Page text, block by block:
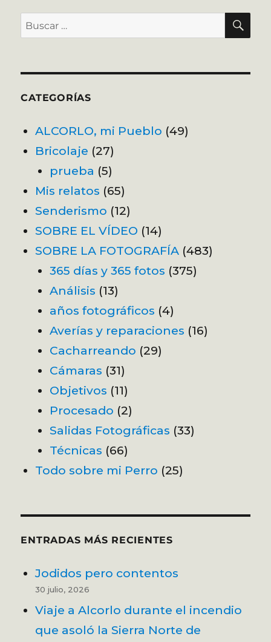
Buscar
por:
CATEGORÍAS
ALCORLO, mi Pueblo (49)
Bricolaje (27)
prueba (5)
Mis relatos (65)
Senderismo (12)
SOBRE EL VÍDEO (14)
SOBRE LA FOTOGRAFÍA (483)
365 días y 365 fotos (375)
Análisis (13)
años fotográficos (4)
Averías y reparaciones (16)
Cacharreando (29)
Cámaras (31)
Objetivos (11)
Procesado (2)
Salidas Fotográficas (33)
Técnicas (66)
Todo sobre mi Perro (25)
ENTRADAS MÁS RECIENTES
Jodidos pero contentos
30 julio, 2026
Viaje a Alcorlo durante el incendio
que asoló la Sierra Norte de